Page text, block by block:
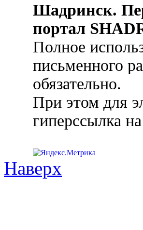
Шадринск.
портал
Полное
письменного
обязательно.
При этом для
гиперссылка
Наверх